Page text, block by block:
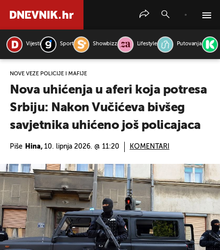
Vijesti Sport Showbizz Lifestyle Putovanja
NOVE VEZE POLICIJE I MAFIJE
Nova uhićenja u aferi koja potresa
Srbiju: Nakon Vučićeva bivšeg
savjetnika uhićeno još policajaca
Piše Hina, 10. lipnja 2026. @ 11:20 KOMENTARI
PRETRAŽITE VIJESTI